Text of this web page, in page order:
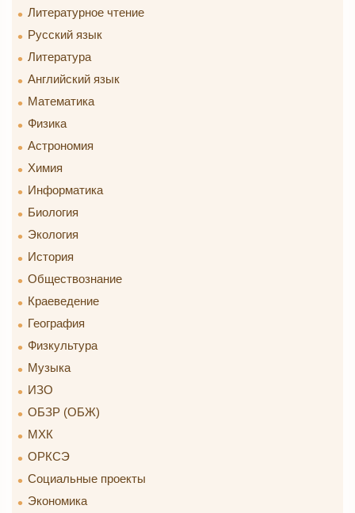
Литературное чтение
Русский язык
Литература
Английский язык
Математика
Физика
Астрономия
Химия
Информатика
Биология
Экология
История
Обществознание
Краеведение
География
Физкультура
Музыка
ИЗО
ОБЗР (ОБЖ)
МХК
ОРКСЭ
Социальные проекты
Экономика